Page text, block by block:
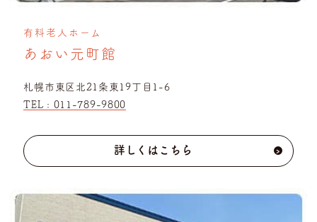
有料老人ホーム
あおい元町館
札幌市東区北21条東19丁目1-6
TEL : 011-789-9800
詳しくはこちら ›